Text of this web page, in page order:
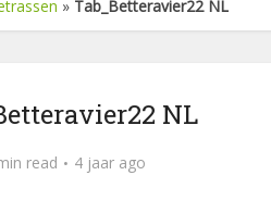
» Tab_Betteravier22 NL
NL
read 4 jaar ago